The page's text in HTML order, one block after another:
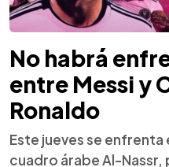
No habrá
entre Messi y
Ronaldo
Este jueves se enfrenta
cuadro árabe Al-Nassr,